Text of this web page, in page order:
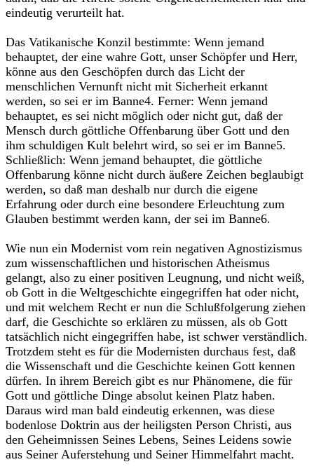
eindeutig verurteilt hat.
Das Vatikanische Konzil bestimmte: Wenn jemand
behauptet, der eine wahre Gott, unser Schöpfer und Herr,
könne aus den Geschöpfen durch das Licht der
menschlichen Vernunft nicht mit Sicherheit erkannt
werden, so sei er im Banne4. Ferner: Wenn jemand
behauptet, es sei nicht möglich oder nicht gut, daß der
Mensch durch göttliche Offenbarung über Gott und den
ihm schuldigen Kult belehrt wird, so sei er im Banne5.
Schließlich: Wenn jemand behauptet, die göttliche
Offenbarung könne nicht durch äußere Zeichen beglaubigt
werden, so daß man deshalb nur durch die eigene
Erfahrung oder durch eine besondere Erleuchtung zum
Glauben bestimmt werden kann, der sei im Banne6.
Wie nun ein Modernist vom rein negativen Agnostizismus
zum wissenschaftlichen und historischen Atheismus
gelangt, also zu einer positiven Leugnung, und nicht weiß,
ob Gott in die Weltgeschichte eingegriffen hat oder nicht,
und mit welchem Recht er nun die Schlußfolgerung ziehen
darf, die Geschichte so erklären zu müssen, als ob Gott
tatsächlich nicht eingegriffen habe, ist schwer verständlich.
Trotzdem steht es für die Modernisten durchaus fest, daß
die Wissenschaft und die Geschichte keinen Gott kennen
dürfen. In ihrem Bereich gibt es nur Phänomene, die für
Gott und göttliche Dinge absolut keinen Platz haben.
Daraus wird man bald eindeutig erkennen, was diese
bodenlose Doktrin aus der heiligsten Person Christi, aus
den Geheimnissen Seines Lebens, Seines Leidens sowie
aus Seiner Auferstehung und Seiner Himmelfahrt macht.